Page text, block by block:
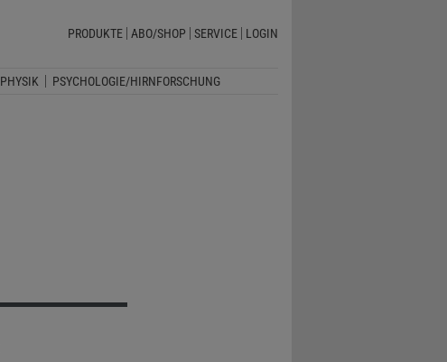
PRODUKTE ABO/SHOP SERVICE LOGIN
PHYSIK PSYCHOLOGIE/HIRNFORSCHUNG